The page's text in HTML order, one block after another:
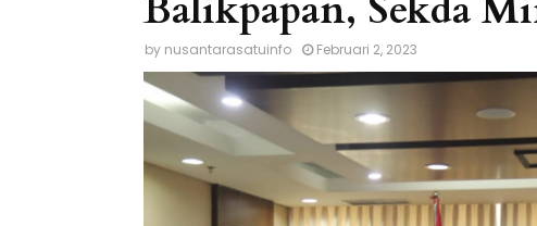
by nusantarasatuinfo Februari 2, 2023